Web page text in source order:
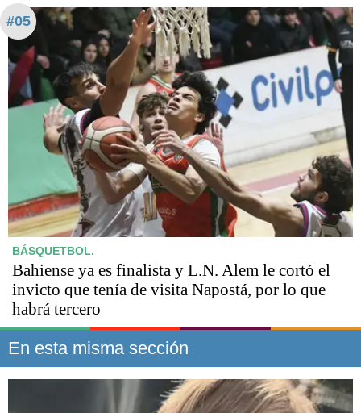
#05
BÁSQUETBOL.
Bahiense ya es finalista y L.N. Alem le cortó el
invicto que tenía de visita Napostá, por lo que
habrá tercero
En esta misma sección